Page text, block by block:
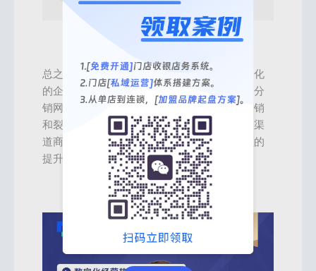
总之，渠道商管理系统是一种现代化和互联网化
的企业管理运营工具，能够帮助企业打通渠道分
销网络，提升渠道管理的效率。只要有渠道分销
和裂变获客需求或有成熟的模式，都可以借助渠
道商系统实现渠道拓展、销售增长和市场份额的
提升。